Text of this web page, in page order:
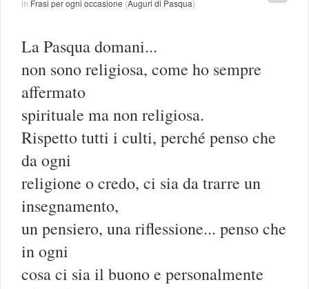
in Frasi per ogni occasione (Auguri di Pasqua)
La Pasqua domani...
non sono religiosa, come ho sempre
affermato
spirituale ma non religiosa.
Rispetto tutti i culti, perché penso che
da ogni
religione o credo, ci sia da trarre un
insegnamento,
un pensiero, una riflessione... penso che
in ogni
cosa ci sia il buono e personalmente